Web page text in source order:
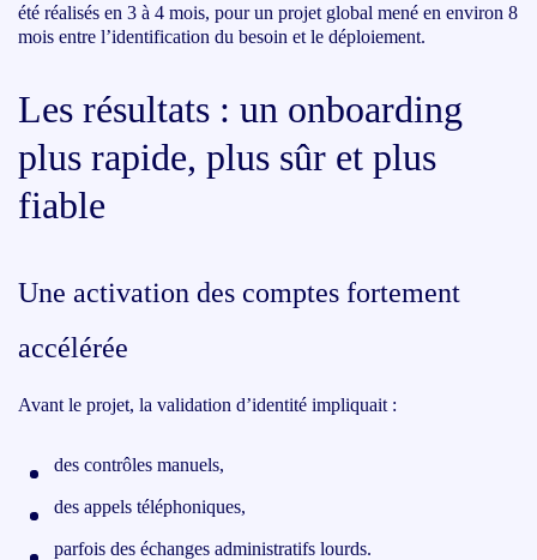
été réalisés en 3 à 4 mois, pour un projet global mené en environ 8
mois entre l’identification du besoin et le déploiement.
Les résultats : un onboarding
plus rapide, plus sûr et plus
fiable
Une activation des comptes fortement
accélérée
Avant le projet, la validation d’identité impliquait :
des contrôles manuels,
des appels téléphoniques,
parfois des échanges administratifs lourds.